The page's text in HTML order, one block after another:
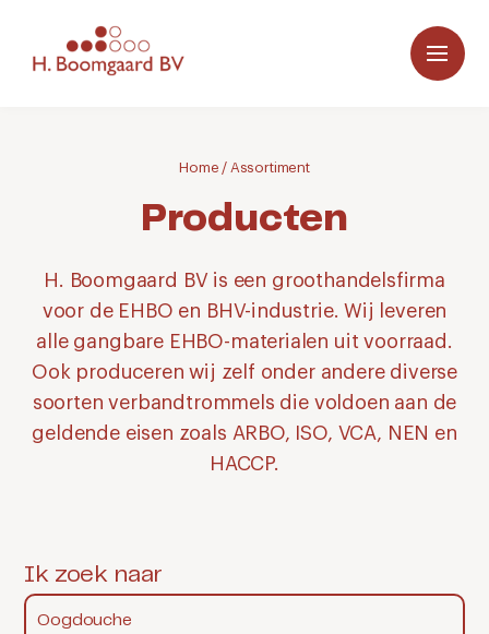
Home / Assortiment
Producten
H. Boomgaard BV is een groothandelsfirma
voor de EHBO en BHV-industrie. Wij leveren
alle gangbare EHBO-materialen uit voorraad.
Ook produceren wij zelf onder andere diverse
soorten verbandtrommels die voldoen aan de
geldende eisen zoals ARBO, ISO, VCA, NEN en
HACCP.
Ik zoek naar
Oogdouche